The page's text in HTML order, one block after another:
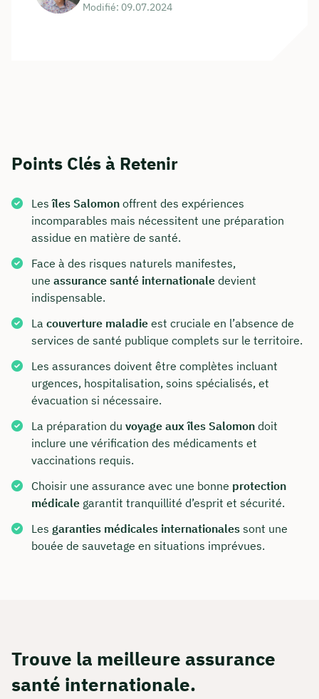
Modifié: 09.07.2024
Points Clés à Retenir
Lesîles Salomon offrent des expériences
incomparables mais nécessitent une préparation
assidue en matière de santé.
Face à des risques naturels manifestes,
une assurance santé internationale devient
indispensable.
La couverture maladie est cruciale en l’absence de
services de santé publique complets sur le territoire.
Les assurances doivent être complètes incluant
urgences, hospitalisation, soins spécialisés, et
évacuation si nécessaire.
La préparation du voyage aux îles Salomon doit
inclure une vérification des médicaments et
vaccinations requis.
Choisir une assurance avec une bonne protection
médicale garantit tranquillité d’esprit et sécurité.
Les garanties médicales internationales sont une
bouée de sauvetage en situations imprévues.
Trouve la meilleure assurance
santé internationale.